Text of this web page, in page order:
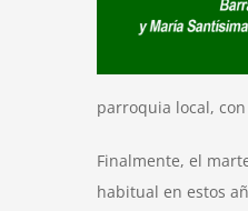
parroquia local,
Finalmente, el
habitual en estos